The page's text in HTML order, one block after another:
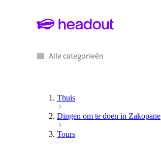
Alle categorieën
Thuis
Dingen om te doen in Zakopane
Tours